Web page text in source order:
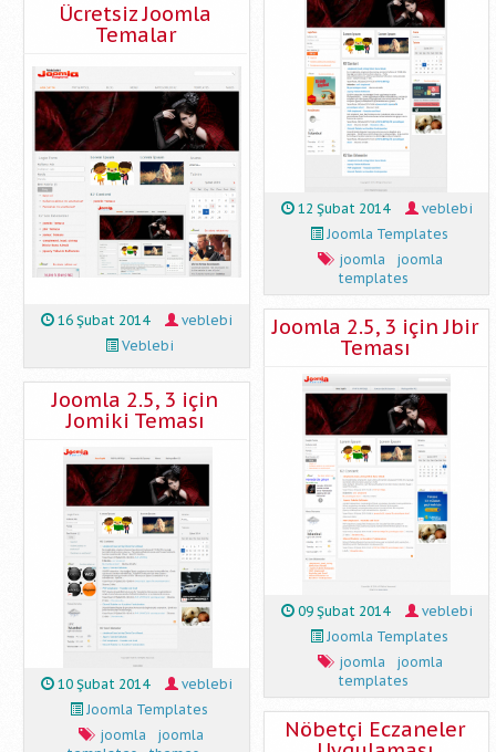
Ücretsiz Joomla
Temalar
16 Şubat 2014
veblebi
Veblebi
Joomla 2.5, 3 için
Jomiki Teması
10 Şubat 2014
veblebi
Joomla Templates
joomla
joomla
12 Şubat 2014
veblebi
Joomla Templates
joomla
joomla
templates
Joomla 2.5, 3 için Jbir
Teması
09 Şubat 2014
veblebi
Joomla Templates
joomla
joomla
templates
Nöbetçi Eczaneler